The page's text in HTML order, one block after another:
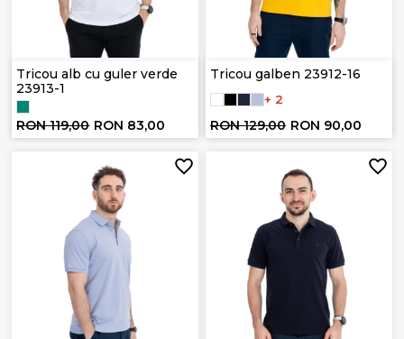
Tricou alb cu guler verde
23913-1
RON 119,00 RON 83,00
Tricou galben 23912-16
+ 2
RON 129,00 RON 90,00